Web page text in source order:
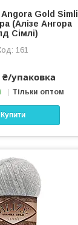
Gold Simli
(Алізе Ангора
Сімлі)
161
₴/упаковка
Тільки оптом
Купити